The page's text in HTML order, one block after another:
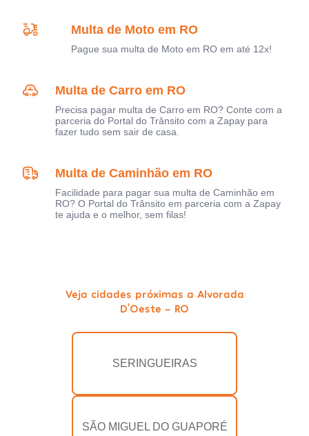
Multa de Moto em RO
Pague sua multa de Moto em RO em até 12x!
Multa de Carro em RO
Precisa pagar multa de Carro em RO? Conte com a
parceria do Portal do Trânsito com a Zapay para
fazer tudo sem sair de casa.
Multa de Caminhão em RO
Facilidade para pagar sua multa de Caminhão em
RO? O Portal do Trânsito em parceria com a Zapay
te ajuda e o melhor, sem filas!
Veja cidades próximas a Alvorada
D'Oeste - RO
SERINGUEIRAS
SÃO MIGUEL DO GUAPORÉ